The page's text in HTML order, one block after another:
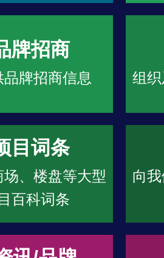
牌招商
牌招商信息 组
目词条
、楼盘等大型
百科词条
向